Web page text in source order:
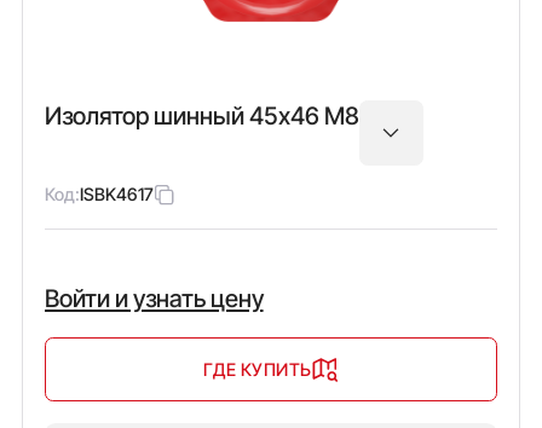
Изолятор шинный 45х46 М8
Код:ISBK4617
Войти и узнать цену
ГДЕ КУПИТЬ